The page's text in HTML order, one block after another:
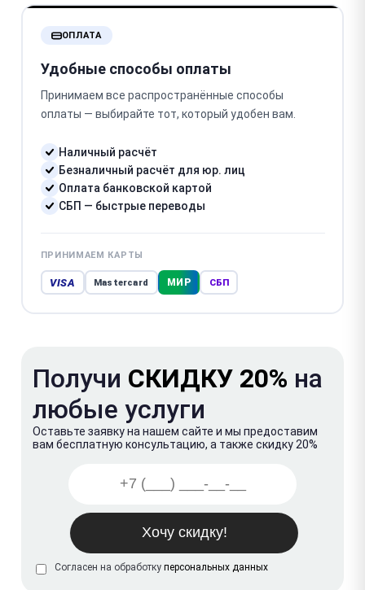
ОПЛАТА
Удобные способы оплаты
Принимаем все распространённые способы
оплаты — выбирайте тот, который удобен вам.
Наличный расчёт
Безналичный расчёт для юр. лиц
Оплата банковской картой
СБП — быстрые переводы
ПРИНИМАЕМ КАРТЫ
VISA Mastercard МИР СБП
Получи СКИДКУ 20% на
любые услуги
Оставьте заявку на нашем сайте и мы предоставим
вам бесплатную консультацию, а также скидку 20%
Согласен на обработку персональных данных